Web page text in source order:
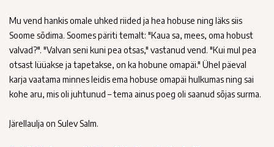
Mu vend hankis omale uhked riided ja hea hobuse ning läks siis
Soome sõdima. Soomes päriti temalt: "Kaua sa, mees, oma hobust
valvad?". "Valvan seni kuni pea otsas," vastanud vend. "Kui mul pea
otsast lüüakse ja tapetakse, on ka hobune omapäi." Ühel päeval
karja vaatama minnes leidis ema hobuse omapäi hulkumas ning sai
kohe aru, mis oli juhtunud – tema ainus poeg oli saanud sõjas surma.
Järellaulja on Sulev Salm.